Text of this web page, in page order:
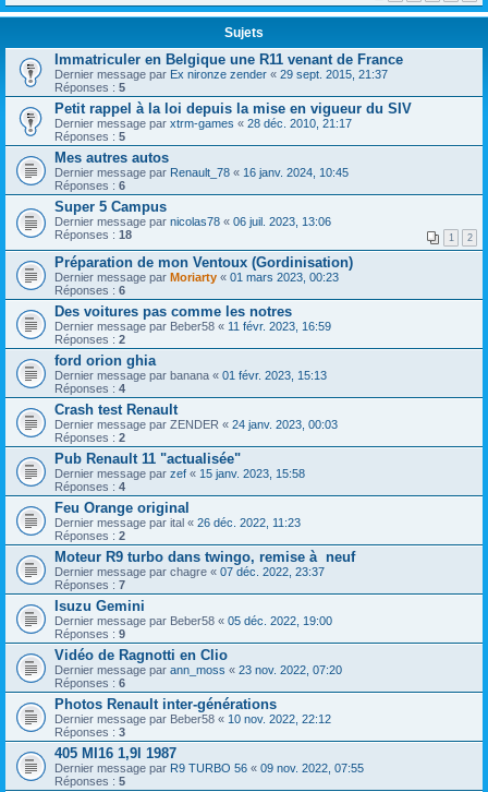
Sujets
Immatriculer en Belgique une R11 venant de France
Dernier message par Ex nironze zender « 29 sept. 2015, 21:37
Réponses : 5
Petit rappel à la loi depuis la mise en vigueur du SIV
Dernier message par xtrm-games « 28 déc. 2010, 21:17
Réponses : 5
Mes autres autos
Dernier message par Renault_78 « 16 janv. 2024, 10:45
Réponses : 6
Super 5 Campus
Dernier message par nicolas78 « 06 juil. 2023, 13:06
Réponses : 18 1 2
Préparation de mon Ventoux (Gordinisation)
Dernier message par Moriarty « 01 mars 2023, 00:23
Réponses : 6
Des voitures pas comme les notres
Dernier message par Beber58 « 11 févr. 2023, 16:59
Réponses : 2
ford orion ghia
Dernier message par banana « 01 févr. 2023, 15:13
Réponses : 4
Crash test Renault
Dernier message par ZENDER « 24 janv. 2023, 00:03
Réponses : 2
Pub Renault 11 "actualisée"
Dernier message par zef « 15 janv. 2023, 15:58
Réponses : 4
Feu Orange original
Dernier message par ital « 26 déc. 2022, 11:23
Réponses : 2
Moteur R9 turbo dans twingo, remise à neuf
Dernier message par chagre « 07 déc. 2022, 23:37
Réponses : 7
Isuzu Gemini
Dernier message par Beber58 « 05 déc. 2022, 19:00
Réponses : 9
Vidéo de Ragnotti en Clio
Dernier message par ann_moss « 23 nov. 2022, 07:20
Réponses : 6
Photos Renault inter-générations
Dernier message par Beber58 « 10 nov. 2022, 22:12
Réponses : 3
405 MI16 1,9l 1987
Dernier message par R9 TURBO 56 « 09 nov. 2022, 07:55
Réponses : 5